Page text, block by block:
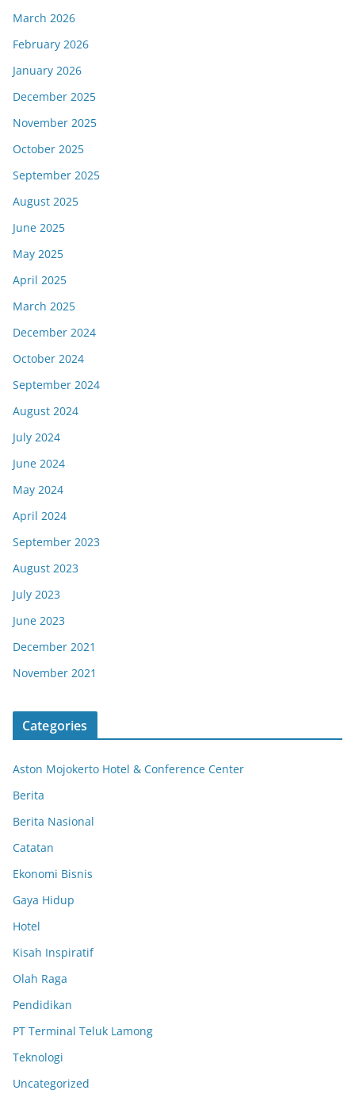
March 2026
February 2026
January 2026
December 2025
November 2025
October 2025
September 2025
August 2025
June 2025
May 2025
April 2025
March 2025
December 2024
October 2024
September 2024
August 2024
July 2024
June 2024
May 2024
April 2024
September 2023
August 2023
July 2023
June 2023
December 2021
November 2021
Categories
Aston Mojokerto Hotel & Conference Center
Berita
Berita Nasional
Catatan
Ekonomi Bisnis
Gaya Hidup
Hotel
Kisah Inspiratif
Olah Raga
Pendidikan
PT Terminal Teluk Lamong
Teknologi
Uncategorized